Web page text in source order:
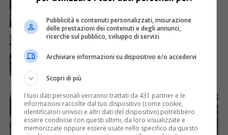
grande e partecipatissima festa
ATTUALITÀ 3 anni fa
luglio le celebrazioni
Pubblicità e contenuti personalizzati, misurazione
delle prestazioni dei contenuti e degli annunci,
ricerche sul pubblico, sviluppo di servizi
Archiviare informazioni su dispositivo e/o accedervi
Scopri di più
I tuoi dati personali verranno trattati da 431 partner e le
informazioni raccolte dal tuo dispositivo (come cookie,
identificatori univoci e altri dati del dispositivo) potrebbero
essere condivise con questi ultimi, da loro visualizzate e
memorizzate oppure essere usate nello specifico da questo